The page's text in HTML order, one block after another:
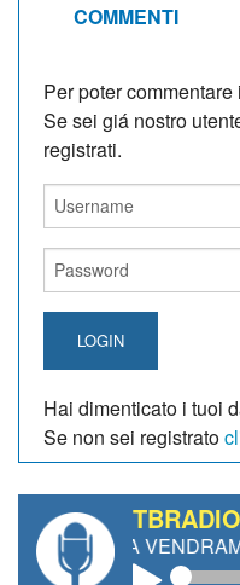
COMMENTI
Per poter
Se sei giá nostro
registrati.
LOGIN
Hai dimenticato i tuoi
Se non sei registrato
TBRADIO
VENDRAME,